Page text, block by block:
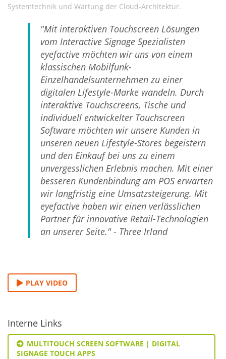
Systemtechnik und Wartung der Cloud-Architektur.
"Mit interaktiven Touchscreen Lösungen
vom Interactive Signage Spezialisten
eyefactive möchten wir uns von einem
klassischen Mobilfunk-
Einzelhandelsunternehmen zu einer
digitalen Lifestyle-Marke wandeln. Durch
interaktive Touchscreens, Tische und
individuell entwickelter Touchscreen
Software möchten wir unsere Kunden in
unseren neuen Lifestyle-Stores begeistern
und den Einkauf bei uns zu einem
unvergesslichen Erlebnis machen. Mit einer
besseren Kundenbindung am POS erwarten
wir langfristig eine Umsatzsteigerung. Mit
eyefactive haben wir einen verlässlichen
Partner für innovative Retail-Technologien
an unserer Seite." - Three Irland
PLAY VIDEO
Interne Links
MULTITOUCH SCREEN SOFTWARE | DIGITAL
SIGNAGE TOUCH APPS